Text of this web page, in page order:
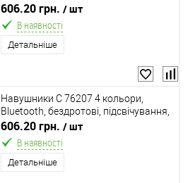
мікрофон, роз’єм для SD карти, в
коробці, ВИДАЄТЬСЯ МІКС
606.20 грн. / шт
В наявності
Детальніше
Навушники C 76207 4 кольори,
Bluetooth, бездротові, підсвічування,
мікрофон, в коробці, ВИДАЄТЬСЯ
МІКС
606.20 грн. / шт
В наявності
Детальніше